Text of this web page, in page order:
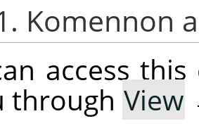
Komennon
access
through View